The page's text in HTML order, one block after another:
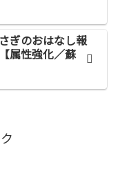
ぎのおはなし報
属性強化／蘇